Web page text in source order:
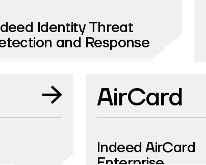
Identity Threat
and Response
AirCard
Indeed AirCard